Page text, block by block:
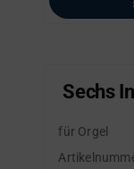
Sechs
für Orgel